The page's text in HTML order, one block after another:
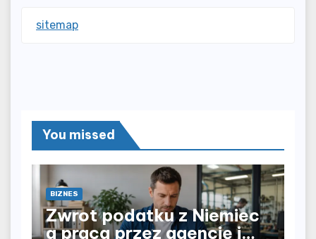
sitemap
You missed
BIZNES
Zwrot podatku z Niemiec
a praca przez agencję i